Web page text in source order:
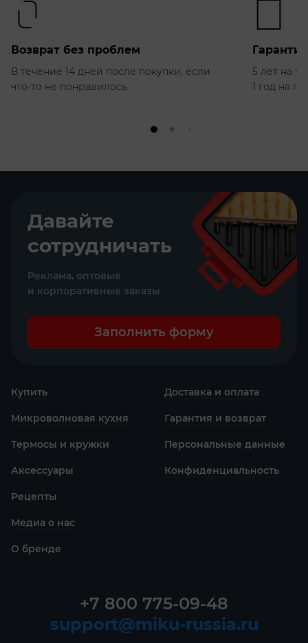
Возврат без проблем
В течение 14 дней после покупки, если
что-то не понравилось
Гарантия
5 лет на
1 год на
Давайте
сотрудничать
Реклама, оптовые
и корпоративные заказы
Заполнить форму
Купить
Микроволновая кухня
Термосы и кружки
Аксессуары
Рецепты
Медиа о нас
О бренде
Доставка и оплата
Гарантия и возврат
Персональные данные
Конфиденциаль­ность
+7 800 775-09-48
support@miku-russia.ru